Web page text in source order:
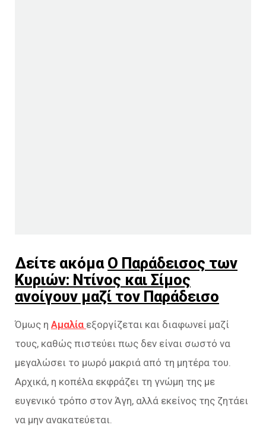
Δείτε ακόμα Ο Παράδεισος των
Κυριών: Ντίνος και Σίμος
ανοίγουν μαζί τον Παράδεισο
Όμως η Αμαλία εξοργίζεται και διαφωνεί μαζί
τους, καθώς πιστεύει πως δεν είναι σωστό να
μεγαλώσει το μωρό μακριά από τη μητέρα του.
Αρχικά, η κοπέλα εκφράζει τη γνώμη της με
ευγενικό τρόπο στον Άγη, αλλά εκείνος της ζητάει
να μην ανακατεύεται.